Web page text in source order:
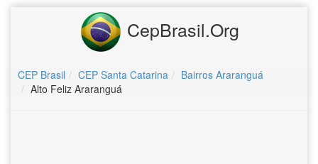
CepBrasil.Org
CEP Brasil CEP Santa Catarina
Bairros Araranguá
Alto Feliz Araranguá